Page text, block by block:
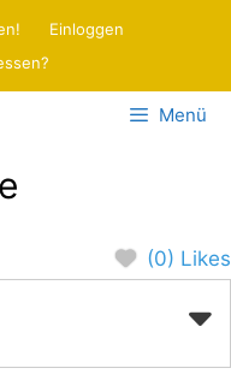
Einloggen
Menü
(0) Likes